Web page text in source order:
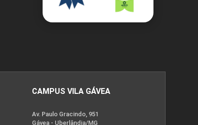
CAMPUS VILA GÁVEA
Av. Paulo Gracindo, 951
Gávea - Uberlândia/MG